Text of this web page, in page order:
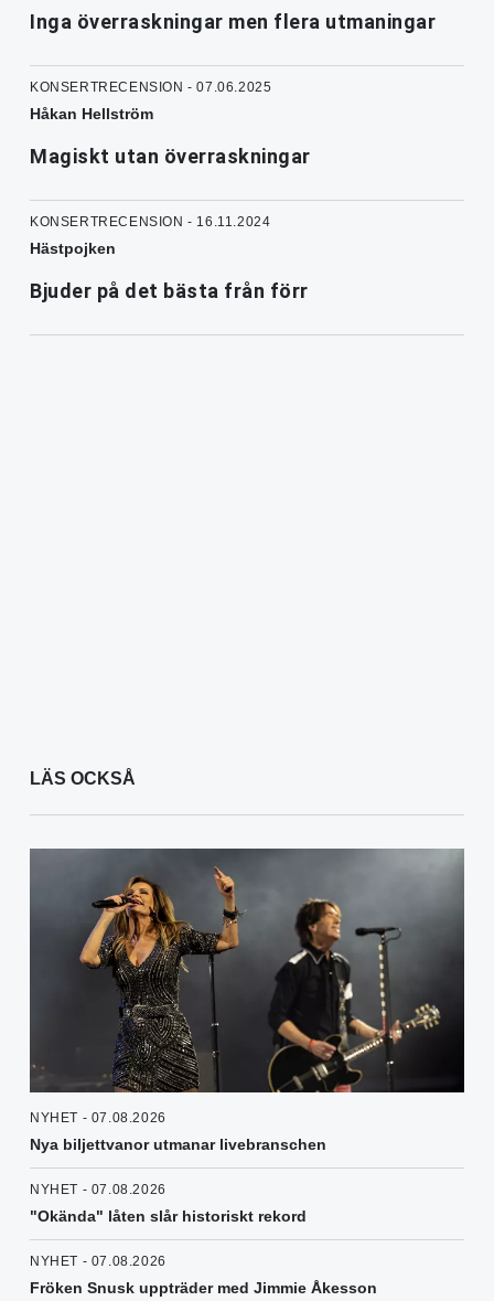
Inga överraskningar men flera utmaningar
KONSERTRECENSION - 07.06.2025
Håkan Hellström
Magiskt utan överraskningar
KONSERTRECENSION - 16.11.2024
Hästpojken
Bjuder på det bästa från förr
LÄS OCKSÅ
NYHET - 07.08.2026
Nya biljettvanor utmanar livebranschen
NYHET - 07.08.2026
"Okända" låten slår historiskt rekord
NYHET - 07.08.2026
Fröken Snusk uppträder med Jimmie Åkesson